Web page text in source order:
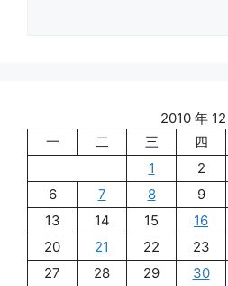
2010 年 12
一
二 三 四
1
2
6
7 8 9
13
14 15 16
20
21 22 23
27
28 29 30